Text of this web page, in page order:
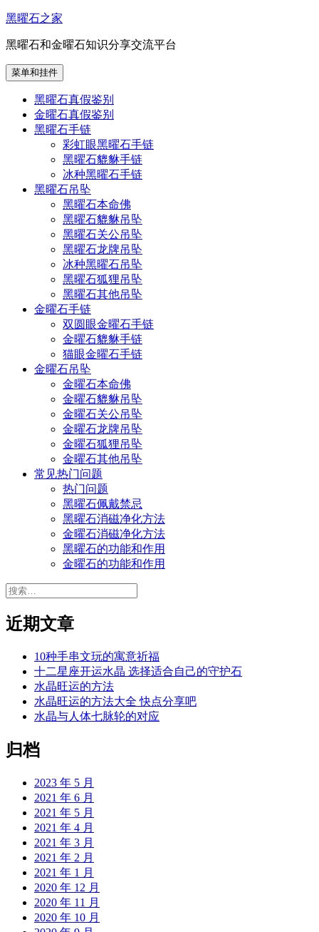
跳
内
容
黑曜石之家
黑曜石和金曜石知识分享交流平台
菜单和挂件
黑曜石真假鉴别
金曜石真假鉴别
黑曜石手链
彩虹眼黑曜石手链
黑曜石貔貅手链
冰种黑曜石手链
黑曜石吊坠
黑曜石本命佛
黑曜石貔貅吊坠
黑曜石关公吊坠
黑曜石龙牌吊坠
冰种黑曜石吊坠
黑曜石狐狸吊坠
黑曜石其他吊坠
金曜石手链
双圆眼金曜石手链
金曜石貔貅手链
猫眼金曜石手链
金曜石吊坠
金曜石本命佛
金曜石貔貅吊坠
金曜石关公吊坠
金曜石龙牌吊坠
金曜石狐狸吊坠
金曜石其他吊坠
常见热门问题
热门问题
黑曜石佩戴禁忌
黑曜石消磁净化方法
金曜石消磁净化方法
黑曜石的功能和作用
金曜石的功能和作用
搜
近期文章
10种手串文玩的寓意祈福
十二星座开运水晶 选择适合自己的守护石
水晶旺运的方法
水晶旺运的方法大全 快点分享吧
水晶与人体七脉轮的对应
归档
2023 年 5 月
2021 年 6 月
2021 年 5 月
2021 年 4 月
2021 年 3 月
2021 年 2 月
2021 年 1 月
2020 年 12 月
2020 年 11 月
2020 年 10 月